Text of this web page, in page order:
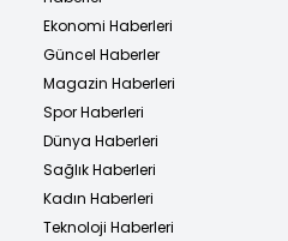
Ekonomi Haberleri
Güncel Haberler
Magazin Haberleri
Spor Haberleri
Dünya Haberleri
Sağlık Haberleri
Kadın Haberleri
Teknoloji Haberleri